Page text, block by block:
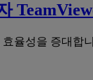
율성을 증대합